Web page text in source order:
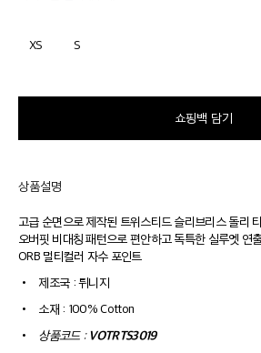
XS S
쇼핑백 담기
상품설명
고급 순면으로 제작된 트위스티드 슬리브리스 돌리
오버핏 비대칭 패턴으로 편안하고 독특한 실루엣 연
ORB 멀티컬러 자수 포인트
•
제조국 : 튀니지
•
소재 : 100% Cotton
•
상품코드 :VOTRTS3019